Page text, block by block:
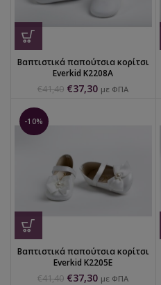
Βαπτιστικά παπούτσια κορίτσι
Everkid K2208Α
€41,40 €37,30 με ΦΠΑ
-10%
Βαπτιστικά παπούτσια κορίτσι
Everkid K2205Ε
€41,40 €37,30 με ΦΠΑ